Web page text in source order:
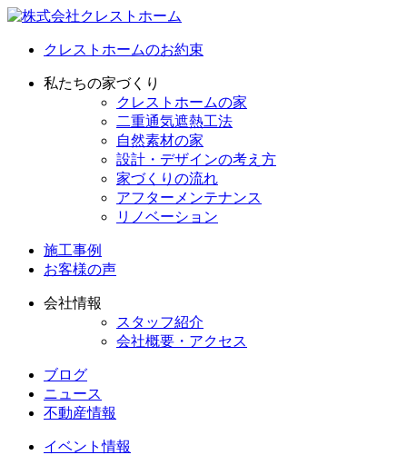
クレストホームのお約束
私たちの家づくり
クレストホームの家
二重通気遮熱工法
自然素材の家
設計・デザインの考え方
家づくりの流れ
アフターメンテナンス
リノベーション
施工事例
お客様の声
会社情報
スタッフ紹介
会社概要・アクセス
ブログ
ニュース
不動産情報
イベント情報